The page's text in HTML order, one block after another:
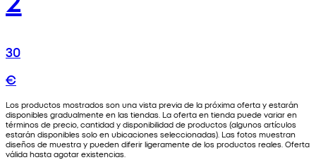
30
€
Los productos mostrados son una vista previa de la próxima oferta y estarán
disponibles gradualmente en las tiendas. La oferta en tienda puede variar en
términos de precio, cantidad y disponibilidad de productos (algunos artículos
estarán disponibles solo en ubicaciones seleccionadas). Las fotos muestran
diseños de muestra y pueden diferir ligeramente de los productos reales. Oferta
válida hasta agotar existencias.